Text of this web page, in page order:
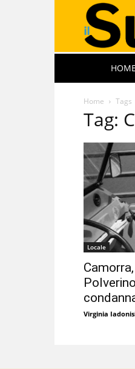
HOME
Home Tags
Tag:
Locale
Virginia